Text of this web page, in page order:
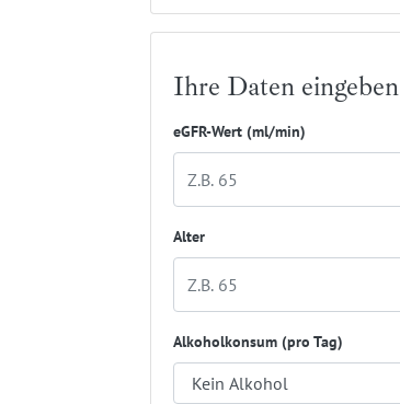
Ihre Daten eingeben
eGFR-Wert (ml/min)
Alter
Alkoholkonsum (pro Tag)